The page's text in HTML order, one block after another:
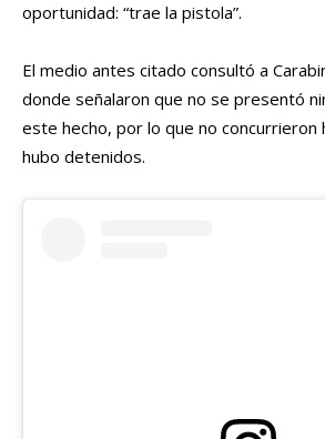
oportunidad: “trae la pistola”.
El medio antes citado consultó a
donde señalaron que no se presentó
este hecho, por lo que no concurrieron
hubo detenidos.